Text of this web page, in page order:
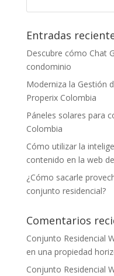
Entradas
Descubre cómo Chat
condominio
Moderniza la Gestión
Properix Colombia
Páneles solares para
Colombia
Cómo utilizar la
contenido en la web
¿Cómo sacarle
conjunto residencial?
Comentarios
Conjunto Residencial
en una propiedad
Conjunto Residencial